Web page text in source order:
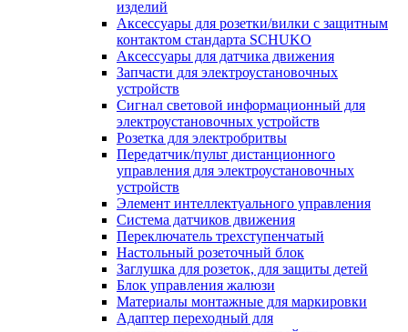
изделий
Аксессуары для розетки/вилки с защитным
контактом стандарта SCHUKO
Аксессуары для датчика движения
Запчасти для электроустановочных
устройств
Сигнал световой информационный для
электроустановочных устройств
Розетка для электробритвы
Передатчик/пульт дистанционного
управления для электроустановочных
устройств
Элемент интеллектуального управления
Система датчиков движения
Переключатель трехступенчатый
Настольный розеточный блок
Заглушка для розеток, для защиты детей
Блок управления жалюзи
Материалы монтажные для маркировки
Адаптер переходный для